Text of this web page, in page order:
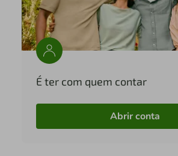
É ter com quem contar
Abrir conta